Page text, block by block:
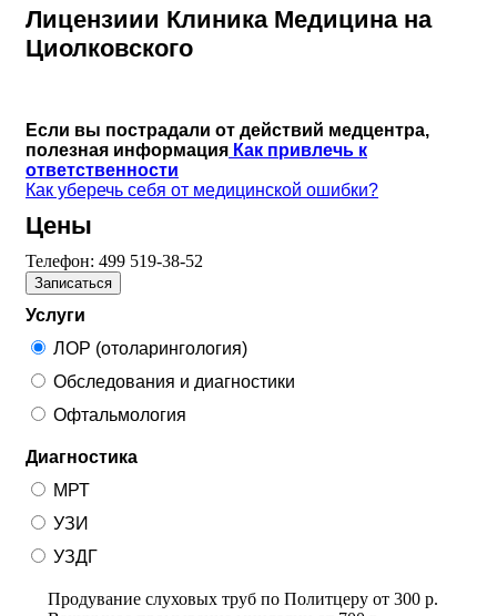
Лицензиии Клиника Медицина на
Циолковского
Если вы пострадали от действий медцентра,
полезная информация Как привлечь к
ответственности
Как уберечь себя от медицинской ошибки?
Цены
Телефон: 499 519-38-52
Записаться
Услуги
ЛОР (отоларингология)
Обследования и диагностики
Офтальмология
Диагностика
МРТ
УЗИ
УЗДГ
Продувание слуховых труб по Политцеру от 300 р.